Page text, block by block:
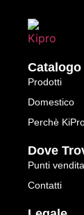
Catalogo
Prodotti
Domestico
Perchè
Dove
Punti vendita
Contatti